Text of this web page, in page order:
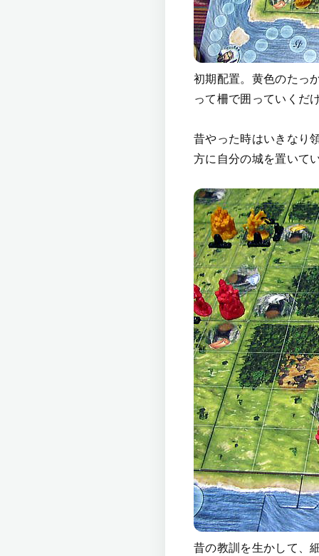
初期配置。黄色のたっ
って柵で囲っていくだ
昔やった時はいきなり
方に自分の城を置いて
昔の教訓を生かして、